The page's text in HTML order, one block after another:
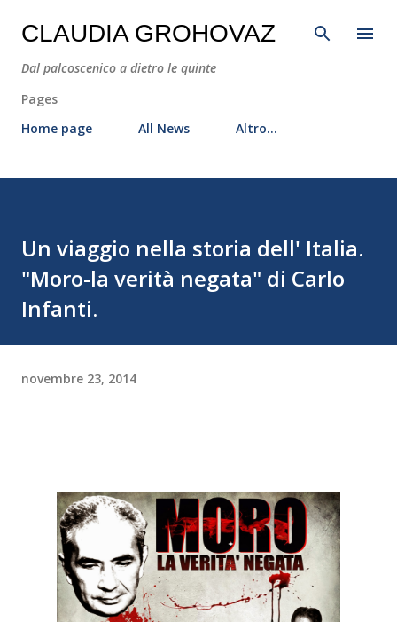
Passa ai contenuti principali
CLAUDIA GROHOVAZ
Dal palcoscenico a dietro le quinte
Pages
Home page
All News Altro…
Un viaggio nella storia dell' Italia.
"Moro-la verità negata" di Carlo
Infanti.
novembre 23, 2014